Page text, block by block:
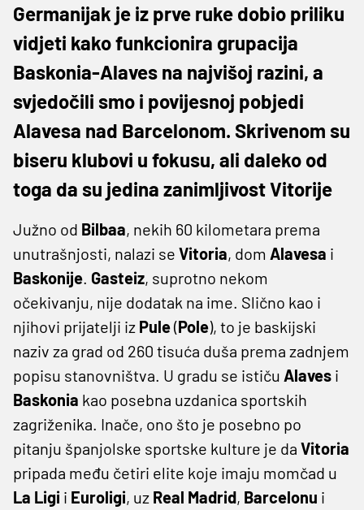
Germanijak je iz prve ruke dobio priliku
vidjeti kako funkcionira grupacija
Baskonia-Alaves na najvišoj razini, a
svjedočili smo i povijesnoj pobjedi
Alavesa nad Barcelonom. Skrivenom su
biseru klubovi u fokusu, ali daleko od
toga da su jedina zanimljivost Vitorije
Južno od Bilbaa, nekih 60 kilometara prema
unutrašnjosti, nalazi se Vitoria, dom Alavesa i
Baskonije. Gasteiz, suprotno nekom
očekivanju, nije dodatak na ime. Slično kao i
njihovi prijatelji iz Pule(Pole), to je baskijski
naziv za grad od 260 tisuća duša prema zadnjem
popisu stanovništva. U gradu se ističu Alaves i
Baskonia kao posebna uzdanica sportskih
zagriženika. Inače, ono što je posebno po
pitanju španjolske sportske kulture je da Vitoria
pripada među četiri elite koje imaju momčad u
La Ligi i Euroligi, uz Real Madrid, Barcelonu i